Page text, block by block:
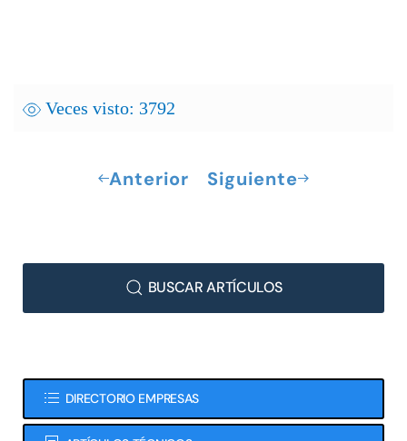
Veces visto: 3792
Anterior Siguiente
BUSCAR ARTÍCULOS
DIRECTORIO EMPRESAS